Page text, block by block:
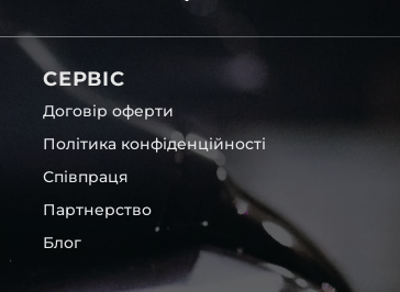
СЕРВІС
Договір оферти
Політика конфіденційності
Співпраця
Партнерство
Блог